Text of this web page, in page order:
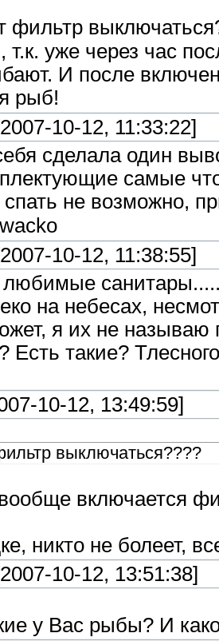
фильтр
т.к. уже через час
И после
рыб!
10-12, 11:33:22]
сделала один
самые
не возможно,
10-12, 11:38:55]
на небесах,
я их не называю
Есть такие?
10-12, 13:49:59]
выключаться????
включается
никто не болеет,
10-12, 13:51:38]
у Вас рыбы? И